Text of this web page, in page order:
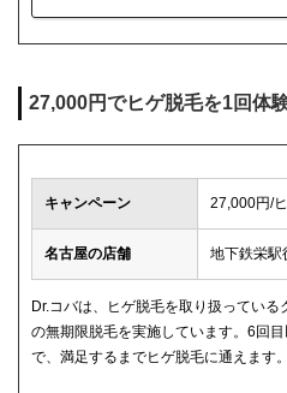
27,000円でヒゲ脱毛を1回体
キャンペーン 27,000円/
名古屋の店舗 地下鉄栄駅
Dr.コバは、ヒゲ脱毛を取り扱ってい
の無期限脱毛を実施しています。6回
で、満足するまでヒゲ脱毛に通えます。